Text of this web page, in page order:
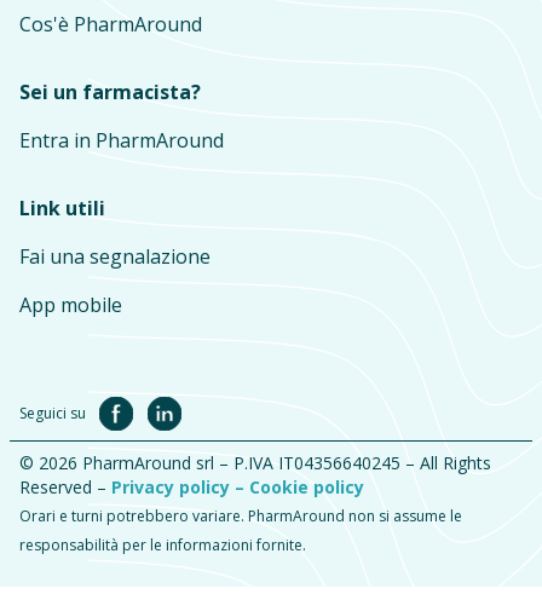
Cos'è PharmAround
Sei un farmacista?
Entra in PharmAround
Link utili
Fai una segnalazione
App mobile
Seguici su
© 2026 PharmAround srl – P.IVA IT04356640245 – All Rights
Reserved – Privacy policy – Cookie policy
Orari e turni potrebbero variare. PharmAround non si assume le
responsabilità per le informazioni fornite.